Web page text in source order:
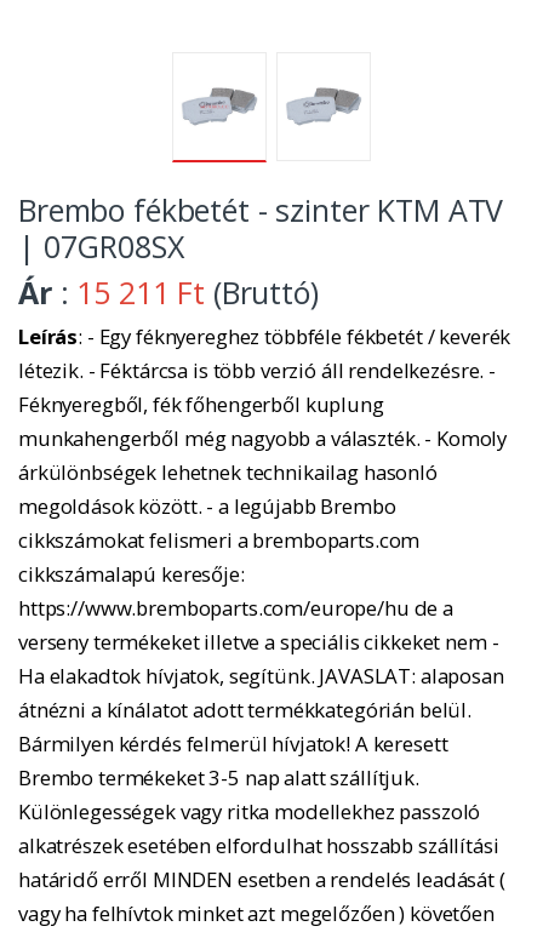
Brembo fékbetét - szinter KTM ATV
| 07GR08SX
Ár : 15 211 Ft (Bruttó)
Leírás: - Egy féknyereghez többféle fékbetét / keverék
létezik. - Féktárcsa is több verzió áll rendelkezésre. -
Féknyeregből, fék főhengerből kuplung
munkahengerből még nagyobb a választék. - Komoly
árkülönbségek lehetnek technikailag hasonló
megoldások között. - a legújabb Brembo
cikkszámokat felismeri a bremboparts.com
cikkszámalapú keresője:
https://www.bremboparts.com/europe/hu de a
verseny termékeket illetve a speciális cikkeket nem -
Ha elakadtok hívjatok, segítünk. JAVASLAT: alaposan
átnézni a kínálatot adott termékkategórián belül.
Bármilyen kérdés felmerül hívjatok! A keresett
Brembo termékeket 3-5 nap alatt szállítjuk.
Különlegességek vagy ritka modellekhez passzoló
alkatrészek esetében elfordulhat hosszabb szállítási
határidő erről MINDEN esetben a rendelés leadását (
vagy ha felhívtok minket azt megelőzően ) követően